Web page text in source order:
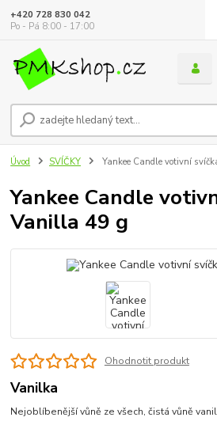
+420 728 830 042
Po - Pá 8:00 - 17:00
Úvod SVÍČKY Yankee Candle votivní
Yankee Candle
Vanilla 49 g
Ohodnotit produkt
Vanilka
Nejoblíbenější vůně ze všech, čistá vůně